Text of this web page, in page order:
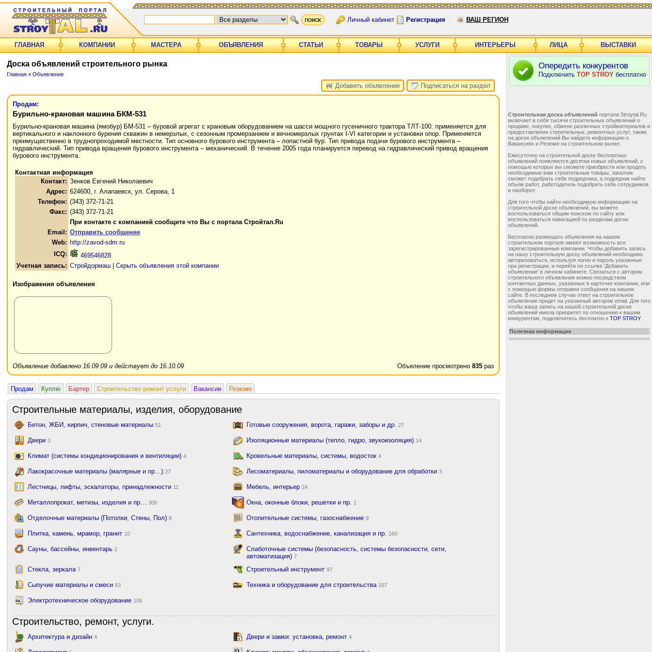
Личный кабинет Регистрация ВАШ РЕГИОН
ГЛАВНАЯ КОМПАНИИ МАСТЕРА ОБЪЯВЛЕНИЯ СТАТЬИ ТОВАРЫ УСЛУГИ ИНТЕРЬЕРЫ ЛИЦА ВЫСТАВКИ
Доска объявлений строительного рынка
Главная» Объявления
Добавить объявление Подписаться на раздел
Продам:
Бурильно-крановая машина БКМ-531
Бурильно-крановая машина (ямобур) БМ-531 – буровой агрегат с крановым оборудованием на шасси мощного гусеничного трактора ТЛТ-100. применяется для
вертикального и наклонного бурения скважин в немерзлых, с сезонным промерзанием и вечномерзлых грунтах I-VI категории и установки опор. Применяется
преимущественно в труднопроходимой местности. Тип основного бурового инструмента – лопастной бур. Тип привода подачи бурового инструмента –
гидравлический. Тип привода вращения бурового инструмента – механический. В течение 2005 года планируется перевод на гидравлический привод вращения
бурового инструмента.
Контактная информация
Контакт: Зенков Евгений Николаевич
Адрес: 624600, г. Алапаевск, ул. Серова, 1
Телефон: (343) 372-71-21
Факс: (343) 372-71-21
При контакте с компанией сообщите что Вы с портала Стройтал.Ru
Email: Отправить сообщение
Web: http://zavod-sdm.ru
ICQ:
469546828
Учетная запись: Стройдормаш| Скрыть объявления этой компании
Изображения объявления
Объяление просмотрено 835раз
Объявление добавлено 16.09.09 и действует до 16.10.09
Продам Куплю Бартер Строительство ремонт услуги Вакансии Резюме
Строительные материалы, изделия, оборудование
Бетон, ЖБИ, кирпич, стеновые материалы 51 Готовые сооружения, ворота, гаражи, заборы и др. 27
Двери 3 Изоляционные материалы (тепло, гидро, звукоизоляция) 14
Климат (системы кондиционирования и вентиляции) 4 Кровельные материалы, системы, водосток 4
Лакокрасочные материалы (малярные и пр…) 27 Лесоматериалы, пиломатериалы и оборудование для обработки 3
Лестницы, лифты, эскалаторы, принадлежности 11 Мебель, интерьер 24
Металлопрокат, метизы, изделия и пр… 305 Окна, оконные блоки, решетки и пр. 1
Отделочные материалы (Потолки, Стены, Пол) 8 Отопительные системы, газоснабжение 9
Плитка, камень, мрамор, гранит 10 Сантехника, водоснабжение, канализация и пр. 160
Сауны, бассейны, инвентарь 2
Слаботочные системы (безопасность, системы безопасности, сети,
автоматизация) 7
Стекла, зеркала 7 Строительный инструмент 97
Сыпучие материалы и смеси 63 Техника и оборудование для строительства 167
Электротехническое оборудование 106
Строительство, ремонт, услуги.
Архитектура и дизайн 4 Двери и замки: установка, ремонт 4
Опередить конкурентов
Подключить TOP STROY бесплатно
Строительная доска объявлений портала Stroytal.Ru
включает в себя тысячи строительных объявлений о
продаже, покупке, обмене различных стройматериалов и
предоставлении строительных, ремонтных услуг, также
на доске объявлений Вы найдете информацию о
Вакансиях и Резюме на строительном рынке.
Ежесуточно на строительной доске бесплатных
объявлений появляются десятки новых объявлений, с
помощью которых вы сможете приобрести или продать
необходимые вам строительные товары, заказчик
сможет подобрать себе подрядчика, а подрядчик найти
объём работ, работодатель подобрать себе сотрудников
и наоборот.
Для того чтобы найти необходимую информацию на
строительной доске объявлений, вы можете
воспользоваться общим поиском по сайту или
воспользоваться навигацией по разделам доски
объявлений.
Бесплатно размещать объявления на нашем
строительном портале имеют возможность все
зарегистрированные компании. Чтобы добавить запись
на нашу строительную доску объявлений необходимо
авторизоваться, используя логин и пароль указанные
при регистрации, и перейти по ссылке 'Добавить
объявление' в личном кабинете. Связаться с автором
строительного объявления можно посредством
контактных данных, указанных в карточке компании, или
с помощью формы отправки сообщения на нашем
сайте. В последнем случае ответ на строительное
объявление придет на указанный автором email. Для того
чтобы ваша запись на нашей строительной доске
объявлений имела приоритет по отношению к вашим
конкурентам, подключитесь бесплатно к TOP STROY
Полезная информация